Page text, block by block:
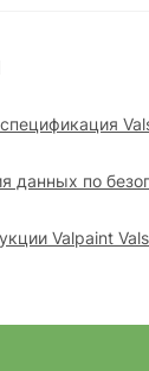
данных по
Valpaint